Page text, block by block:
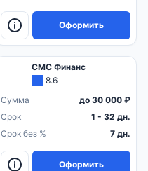
Оформить
СМС Финанс
8.6
Сумма
до 30 000 ₽
Срок
1 - 32 дн.
Срок без %
7 дн.
Оформить